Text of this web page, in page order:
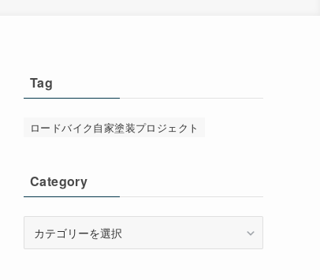
Tag
ロードバイク自家塗装プロジェクト
Category